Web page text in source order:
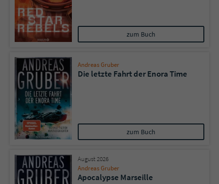
zum Buch
Andreas Gruber
Die letzte Fahrt der Enora Time
zum Buch
August 2026
Andreas Gruber
Apocalypse Marseille